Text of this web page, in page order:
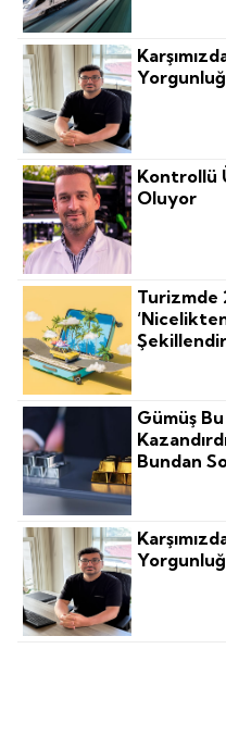
Kontrollü
Oluyor
Turizmde
Gümüş
Bundan